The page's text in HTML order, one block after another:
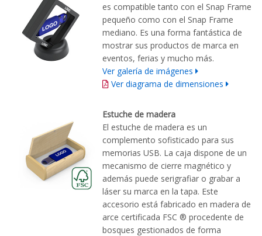
es compatible tanto con el Snap Frame
pequeño como con el Snap Frame
mediano. Es una forma fantástica de
mostrar sus productos de marca en
eventos, ferias y mucho más.
Ver galería de imágenes
Ver diagrama de dimensiones
Estuche de madera
El estuche de madera es un
complemento sofisticado para sus
memorias USB. La caja dispone de un
mecanismo de cierre magnético y
además puede serigrafiar o grabar a
láser su marca en la tapa. Este
accesorio está fabricado en madera de
arce certificada FSC ® procedente de
bosques gestionados de forma